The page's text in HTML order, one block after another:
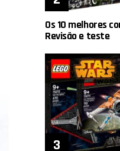
Os 10 melhores
Revisão e teste